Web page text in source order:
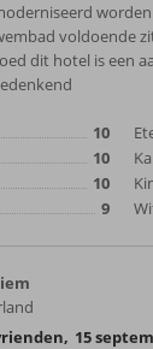
voldoende
dit hotel is een
10
10
10
9
, 15